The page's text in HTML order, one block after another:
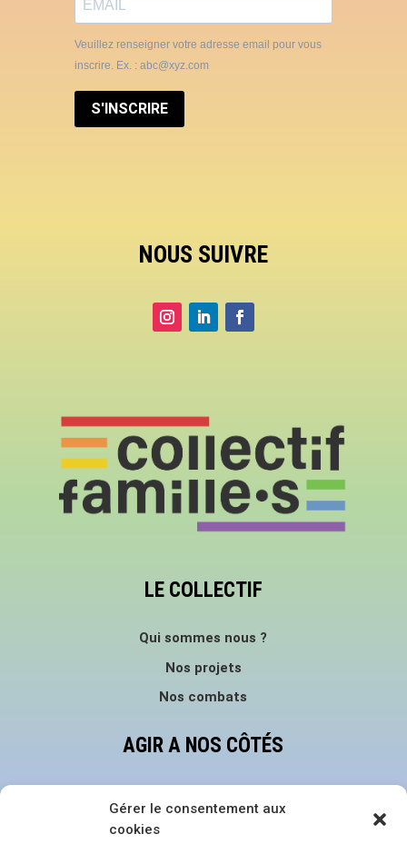
Gérer le consentement aux
cookies
Veuillez renseigner votre adresse email pour vous
inscrire. Ex. : abc@xyz.com
S'INSCRIRE
NOUS SUIVRE
LE COLLECTIF
Qui sommes nous ?
Nos projets
Nos combats
AGIR A NOS CÔTÉS
Devenir bénévole